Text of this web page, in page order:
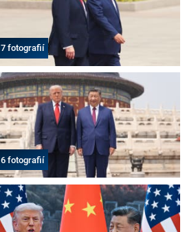
7 fotografií
6 fotografií